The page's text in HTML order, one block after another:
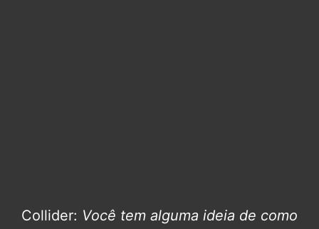
Collider: Você tem alguma ideia de como